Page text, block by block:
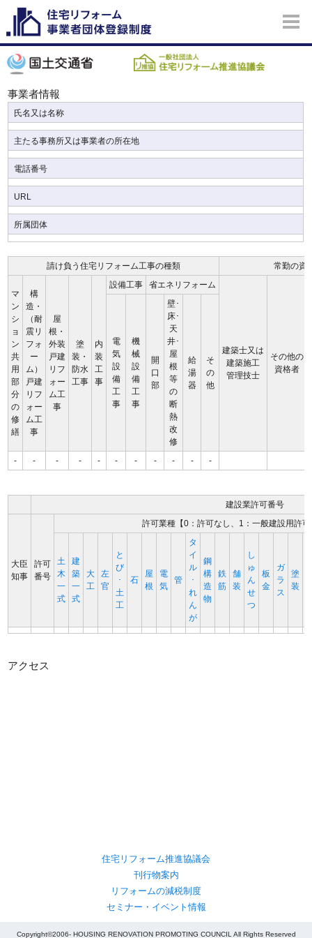
事業者情報
氏名又は名称
主たる事務所又は事業者の所在地
電話番号
URL
所属団体
請け負う住宅リフォーム工事の種類 常勤の資
マ
ン
シ
ョ
ン
共
用
部
分
の
修
繕
構
造・
（耐
震リ
フォ
ー
ム）
戸建
リフ
ォー
ム工
事
屋
根・
外装
戸建
リフ
ォー
ム工
事
塗
装・
防水
工事
内
装
工
事
設備工事 省エネリフォーム
建築士又は
建築施工
管理技士
その他の
資格者
電
気
設
備
工
事
機
械
設
備
工
事
開
口
部
壁･
床･
天
井･
屋
根
等
の
断
熱
改
修
給
湯
器
そ
の
他
- - - - - - - - - - -
建設業許可番号
大臣
知事
許可
番号
許可業種【0：許可なし、1：一般建設用許
土
木
一
式
建
築
一
式
大
工
左
官
と
び
･
土
工
石
屋
根
電
気
管
タ
イ
ル
･
れ
ん
が
鋼
構
造
物
鉄
筋
舗
装
し
ゅ
ん
せ
つ
板
金
ガ
ラ
ス
塗
装
アクセス
住宅リフォーム推進協議会
刊行物案内
リフォームの減税制度
セミナー・イベント情報
Copyright©2006- HOUSING RENOVATION PROMOTING COUNCIL All Rights Reserved